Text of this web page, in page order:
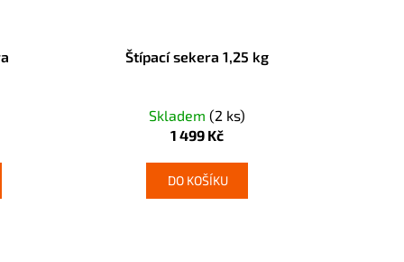
Štípací sekera 1,25 kg
Skladem(2 ks)
1 499 Kč
DO KOŠÍKU